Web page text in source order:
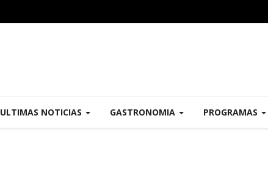
ULTIMAS NOTICIAS GASTRONOMIA PROGRAMAS